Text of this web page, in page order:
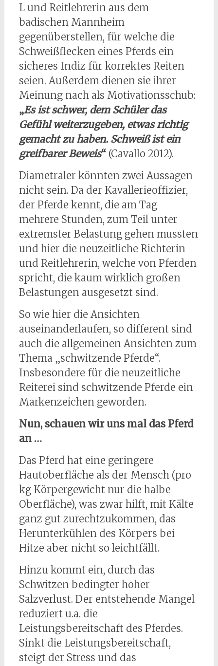
L und Reitlehrerin aus dem
badischen Mannheim
gegenüberstellen, für welche die
Schweißflecken eines Pferds ein
sicheres Indiz für korrektes Reiten
seien. Außerdem dienen sie ihrer
Meinung nach als Motivationsschub:
„Es ist schwer, dem Schüler das
Gefühl weiterzugeben, etwas richtig
gemacht zu haben. Schweiß ist ein
greifbarer Beweis“(Cavallo 2012).
Diametraler könnten zwei Aussagen
nicht sein. Da der Kavallerieoffizier,
der Pferde kennt, die am Tag
mehrere Stunden, zum Teil unter
extremster Belastung gehen mussten
und hier die neuzeitliche Richterin
und Reitlehrerin, welche von Pferden
spricht, die kaum wirklich großen
Belastungen ausgesetzt sind.
So wie hier die Ansichten
auseinanderlaufen, so different sind
auch die allgemeinen Ansichten zum
Thema „schwitzende Pferde“.
Insbesondere für die neuzeitliche
Reiterei sind schwitzende Pferde ein
Markenzeichen geworden.
Nun, schauen wir uns mal das Pferd
an …
Das Pferd hat eine geringere
Hautoberfläche als der Mensch (pro
kg Körpergewicht nur die halbe
Oberfläche), was zwar hilft, mit Kälte
ganz gut zurechtzukommen, das
Herunterkühlen des Körpers bei
Hitze aber nicht so leichtfällt.
Hinzu kommt ein, durch das
Schwitzen bedingter hoher
Salzverlust. Der entstehende Mangel
reduziert u.a. die
Leistungsbereitschaft des Pferdes.
Sinkt die Leistungsbereitschaft,
steigt der Stress und das